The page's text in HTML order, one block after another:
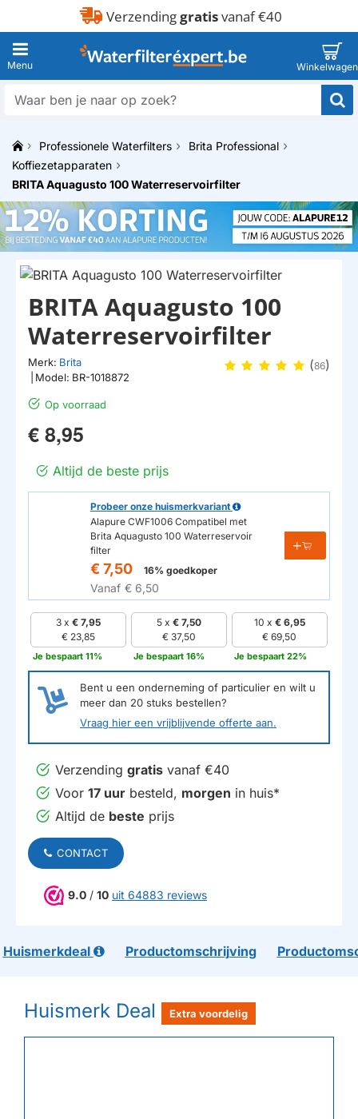
Verzendinggratisvanaf €40
Waar
naar
op
zoek?
h
m
e
Professionele Waterfilters
Brita Professional
Koffiezetapparaten
BRITA Aquagusto 100 Waterreservoirfilter
Op voorraad
BRITA Aquagusto 100
Waterreservoirfilter
Merk: Brita
Model: BR-1018872
(86)
€ 8,95
Altijd de beste prijs
Probeer onze huismerkvariant
Alapure CWF1006 Compatibel met
Brita Aquagusto 100 Waterreservoir
filter
€ 7,50 16% goedkoper
Vanaf € 6,50
3 x € 7,95
€ 23,85
Je bespaart 11%
5 x € 7,50
€ 37,50
Je bespaart 16%
10 x € 6,95
€ 69,50
Je bespaart 22%
Bent u een onderneming of particulier en wilt u
meer dan 20 stuks bestellen?
Vraag hier een vrijblijvende offerte aan.
Verzending gratis vanaf €40
Voor 17 uur besteld, morgen in huis*
Altijd de beste prijs
CONTACT
9.0 / 10 uit 64883 reviews
Huismerkdeal Productomschrijving
Huismerk Deal Extra voordelig